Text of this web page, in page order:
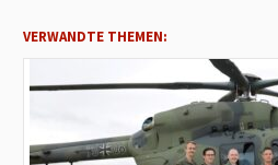
VERWANDTE THEMEN: